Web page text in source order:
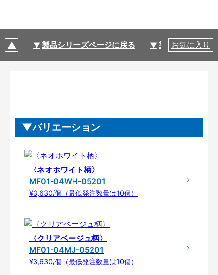
製品シリーズページに戻る 製品仕様
お気に入り
バリエーション
〈ネオホワイト柄〉
MF01-04WH-05201
¥3,630/個（最低発注数量は10個）
〈クリアベージュ柄〉
MF01-04MJ-05201
¥3,630/個（最低発注数量は10個）